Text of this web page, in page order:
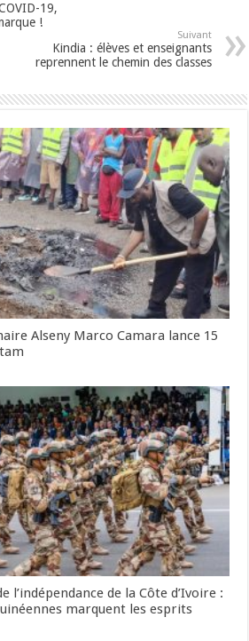
19,
!
Suivant
Kindia : élèves et enseignants
reprennent le chemin des classes
Alseny Marco Camara lance 15
l’indépendance de la Côte d’Ivoire :
marquent les esprits